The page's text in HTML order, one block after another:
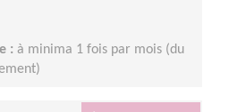
: à minima 1 fois par mois (du